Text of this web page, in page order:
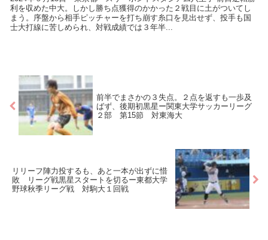
利を収めた中大。しかし勝ち点獲得のかかった２戦目に土がついてし
まう。序盤から相手ピッチャーを打ち崩す糸口を見出せず、投手も国
士大打線に苦しめられ、対戦成績では３年半...
前半でまさかの３失点。２点を返すも一歩及
ばず、後期初黒星ー関東大学サッカーリーグ
２部 第15節 対東海大
リリーフ陣力投するも、あと一本が出ずに惜
敗 リーグ戦黒星スタートを切るー東都大学
野球秋季リーグ戦 対駒大１回戦